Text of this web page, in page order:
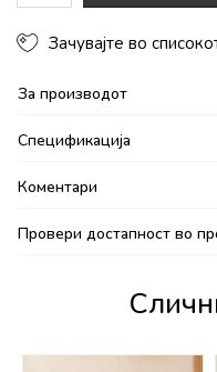
Зачувајте во
За производот
Спецификација
Коментари
Провери достапност во